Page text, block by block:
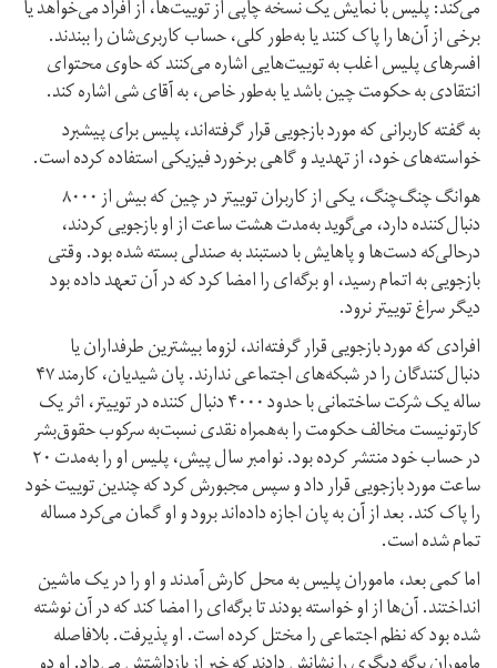
می‌کند: پلیس با نمایش یک نسخه چاپی از توییت‌ها، از افراد می‌خواهد یا
برخی از آن‌ها را پاک کنند یا به‌طور کلی، حساب کاربری‌شان را ببندند.
افسرهای پلیس اغلب به توییت‌هایی اشاره می‌کنند که حاوی محتوای
انتقادی به حکومت چین باشد یا به‌طور خاص، به آقای شی اشاره کند.
به گفته کاربرانی که مورد بازجویی قرار گرفته‌اند، پلیس برای پیشبرد
خواسته‌های خود، از تهدید و گاهی برخورد فیزیکی استفاده کرده است.
هوانگ چنگ‌چنگ، یکی از کاربران توییتر در چین که بیش از ۸۰۰۰
دنبال‌کننده دارد، می‌گوید به‌مدت هشت ساعت از او بازجویی کردند،
درحالی‌که دست‌ها و پاهایش با دستبند به صندلی بسته شده بود. وقتی
بازجویی به اتمام رسید، او برگه‌ای را امضا کرد که در آن تعهد داده بود
دیگر سراغ توییتر نرود.
افرادی که مورد بازجویی قرار گرفته‌اند، لزوما بیشترین طرفداران یا
دنبال‌کنندگان را در شبکه‌های اجتماعی ندارند. پان شیدیان، کارمند ۴۷
ساله یک شرکت ساختمانی با حدود ۴۰۰۰ دنبال کننده در توییتر، اثر یک
کارتونیست مخالف حکومت را به‌همراه نقدی نسبت‌به سرکوب حقوق‌بشر
در حساب خود منتشر کرده بود. نوامبر سال پیش، پلیس او را به‌مدت ۲۰
ساعت مورد بازجویی قرار داد و سپس مجبورش کرد که چندین توییت خود
را پاک کند. بعد از آن به پان اجازه داده‌اند برود و او گمان می‌کرد مساله
تمام شده است.
اما کمی بعد، ماموران پلیس به محل کارش آمدند و او را در یک ماشین
انداختند. آن‌ها از او خواسته بودند تا برگه‌ای را امضا کند که در آن نوشته
شده بود که نظم اجتماعی را مختل کرده است. او پذیرفت. بلافاصله